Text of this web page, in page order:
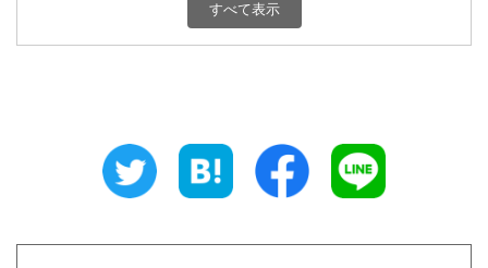
350円 千葉県
350円 福井県
350円 長野県
岐阜県 350円 静岡県 350円
すべて表示